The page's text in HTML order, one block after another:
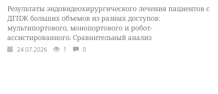
Результаты эндовидеохирургического лечения пациентов с
ДГПЖ больших объемов из разных доступов:
мультипортового, монопортового и робот-
ассистированного. Сравнительный анализ
24.07.2026 1 0